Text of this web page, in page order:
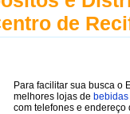
de
Para facilitar sua busca o
melhores lojas de bebidas
com telefones e endereço